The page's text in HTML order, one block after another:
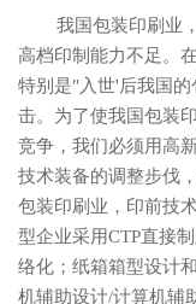
我国包装印刷业，
高档印制能力不足。
特别是"入世'后我国
击。为了使我国包装
竞争，我们必须用高
技术装备的调整步伐
包装印刷业，印前技
型企业采用CTP直接
络化；纸箱箱型设计
机辅助设计/计算机辅